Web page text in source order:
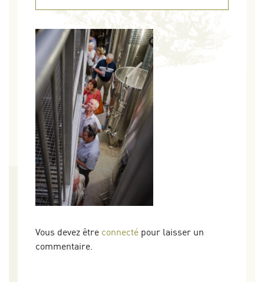
Vous devez être connecté pour laisser un
commentaire.